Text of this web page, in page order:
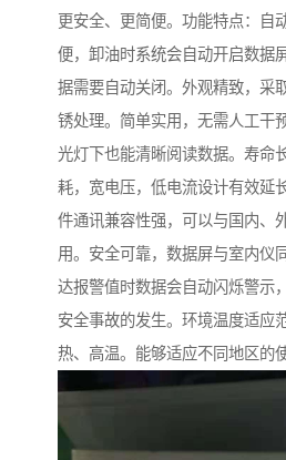
更安全、更简便。功能特点：自
便，卸油时系统会自动开启数据
据需要自动关闭。外观精致，采
锈处理。简单实用，无需人工干
光灯下也能清晰阅读数据。寿命
耗，宽电压，低电流设计有效延
件通讯兼容性强，可以与国内、
用。安全可靠，数据屏与室内仪
达报警值时数据会自动闪烁警示
安全事故的发生。环境温度适应
热、高温。能够适应不同地区的